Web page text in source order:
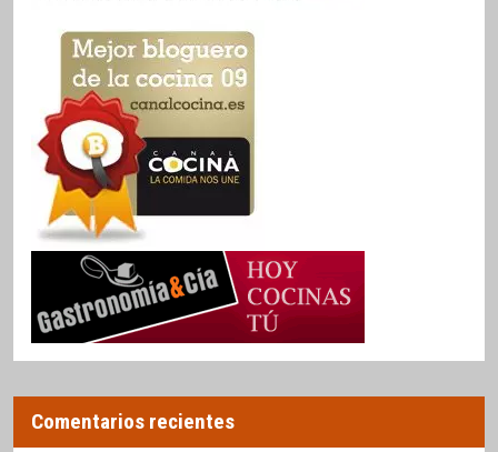
Comentarios recientes